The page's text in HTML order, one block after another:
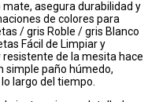
asegura durabilidad y
de colores para
/ gris Roble / gris Blanco
Fácil de Limpiar y
de la mesita hace
simple paño húmedo,
largo del tiempo.